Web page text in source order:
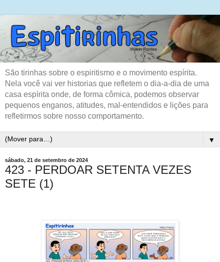
São tirinhas sobre o espiritismo e o movimento espírita.
Nela você vai ver historias que refletem o dia-a-dia de uma
casa espírita onde, de forma cômica, podemos observar
pequenos enganos, atitudes, mal-entendidos e lições para
refletirmos sobre nosso comportamento.
▼
sábado, 21 de setembro de 2024
423 - PERDOAR SETENTA VEZES
SETE (1)